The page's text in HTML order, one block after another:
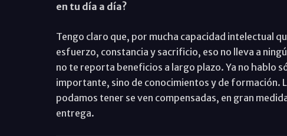
en tu día a día?
Tengo claro que, por mucha capacidad intelectual
esfuerzo, constancia y sacrificio, eso no lleva a
no te reporta beneficios a largo plazo. Ya no hablo
importante, sino de conocimientos y de formación.
podamos tener se ven compensadas, en gran
entrega.